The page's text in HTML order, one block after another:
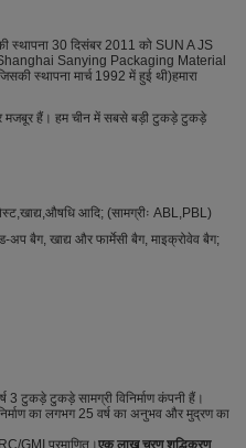
30 दिसंबर 2011 को SUN A JS
Sanying Packaging Material
स्थापना मार्च 1992 में हुई थी)हमारा
मजबूर हैं। हम चीन में सबसे बड़ी टुकड़े टुकड़े
आदि; (सामग्रीः ABL,PBL)
बैग, खाद्य और फार्मेसी बैग, माइक्रोवेव बैग;
3 टुकड़े टुकड़े सामग्री विनिर्माण कंपनी हैं।
का लगभग 25 वर्ष का अनुभव और मुद्रण का
GMI प्रमाणित।एक लाख चरण शुद्धिकरण